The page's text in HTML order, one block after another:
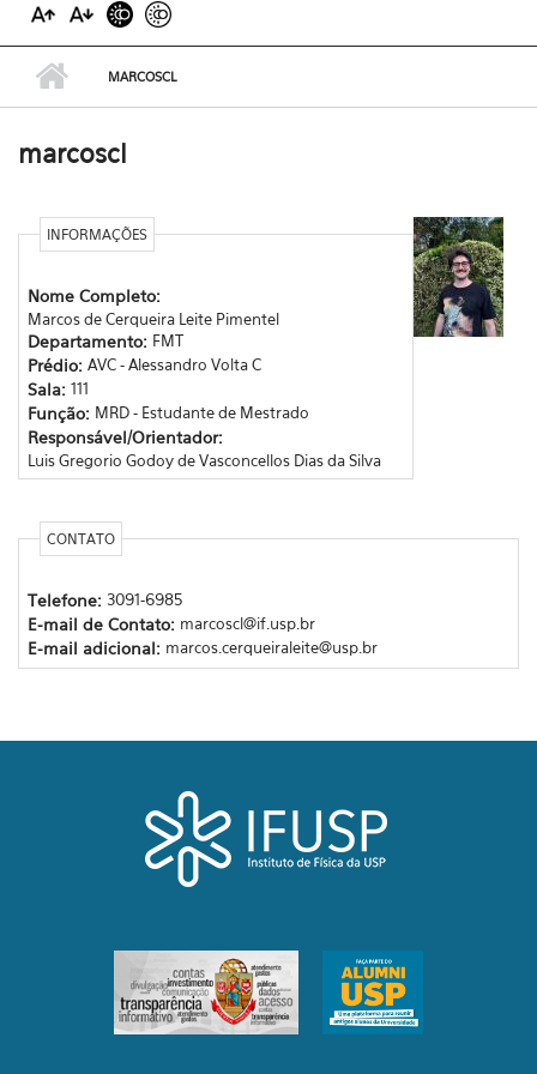
MARCOSCL
marcoscl
INFORMAÇÕES
Nome Completo:
Marcos de Cerqueira Leite Pimentel
Departamento: FMT
Prédio: AVC - Alessandro Volta C
Sala: 111
Função: MRD - Estudante de Mestrado
Responsável/Orientador:
Luis Gregorio Godoy de Vasconcellos Dias da Silva
CONTATO
Telefone: 3091-6985
E-mail de Contato: marcoscl@if.usp.br
E-mail adicional: marcos.cerqueiraleite@usp.br